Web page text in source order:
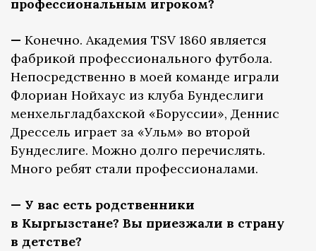
профессиональным игроком?
— Конечно. Академия TSV 1860 является
фабрикой профессионального футбола.
Непосредственно в моей команде играли
Флориан Нойхаус из клуба Бундеслиги
менхельгладбахской «Боруссии», Деннис
Дрессель играет за «Ульм» во второй
Бундеслиге. Можно долго перечислять.
Много ребят стали профессионалами.
— У вас есть родственники
в Кыргызстане? Вы приезжали в страну
в детстве?